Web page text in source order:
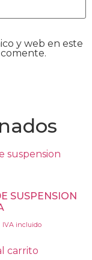
y web en este
SUSPENSION
IVA incluido
carrito